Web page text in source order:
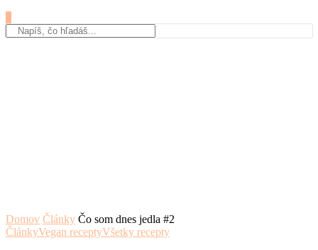
Domov Články Čo som dnes jedla #2
ČlánkyVegan receptyVšetky recepty